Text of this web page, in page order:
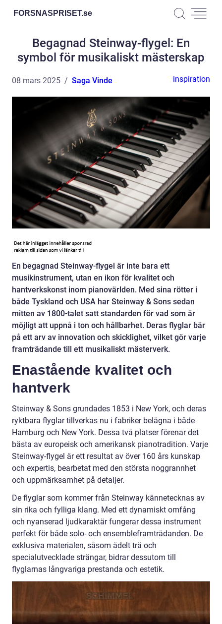
FORSNASPRISET.se
Begagnad Steinway-flygel: En
symbol för musikaliskt mästerskap
08 mars 2025 Saga Vinde inspiration
En begagnad Steinway-flygel är inte bara ett
musikinstrument, utan en ikon för kvalitet och
hantverkskonst inom pianovärlden. Med sina rötter i
både Tyskland och USA har Steinway & Sons sedan
mitten av 1800-talet satt standarden för vad som är
möjligt att uppnå i ton och hållbarhet. Deras flyglar bär
på ett arv av innovation och skicklighet, vilket gör varje
framträdande till ett musikaliskt mästerverk.
Enastående kvalitet och
hantverk
Steinway & Sons grundades 1853 i New York, och deras
ryktbara flyglar tillverkas nu i fabriker belägna i både
Hamburg och New York. Dessa två platser förenar det
bästa av europeisk och amerikansk pianotradition. Varje
Steinway-flygel är ett resultat av över 160 års kunskap
och expertis, bearbetat med den största noggrannhet
och uppmärksamhet på detaljer.
De flyglar som kommer från Steinway kännetecknas av
sin rika och fylliga klang. Med ett dynamiskt omfång
och nyanserad ljudkaraktär fungerar dessa instrument
perfekt för både solo- och ensembleframträdanden. De
exklusiva materialen, såsom ädelt trä och
specialutvecklade strängar, bidrar dessutom till
flyglarnas långvariga prestanda och estetik.